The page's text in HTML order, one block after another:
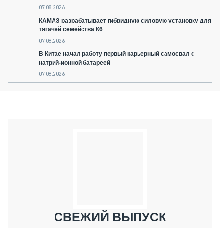
07.08.2026
КАМАЗ разрабатывает гибридную силовую установку для
тягачей семейства К6
07.08.2026
В Китае начал работу первый карьерный самосвал с
натрий-ионной батареей
07.08.2026
СВЕЖИЙ ВЫПУСК